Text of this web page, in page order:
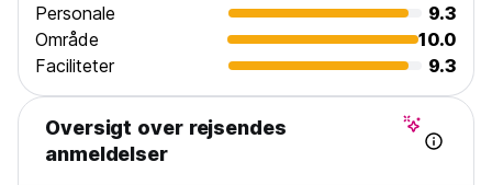
Personale
9.3
Område
10.0
Faciliteter
9.3
Oversigt over rejsendes
anmeldelser